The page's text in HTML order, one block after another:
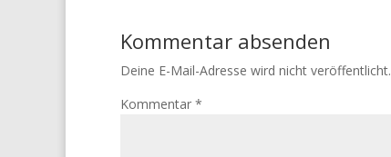
Kommentar absenden
Deine E-Mail-Adresse wird nicht veröffentlicht.
Kommentar *